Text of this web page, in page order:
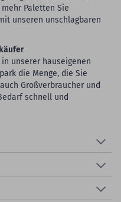
Paletten Sie
unseren unschlagbaren
unserer hauseigenen
die Menge, die Sie
Großverbraucher und
schnell und